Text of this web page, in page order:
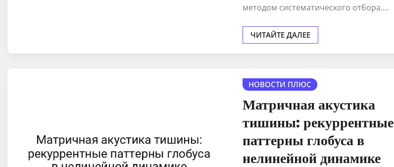
методом систематического отбора.…
ЧИТАЙТЕ ДАЛЕЕ
НОВОСТИ ПЛЮС
Матричная акустика
тишины: рекуррентные
паттерны глобуса в
нелинейной динамике